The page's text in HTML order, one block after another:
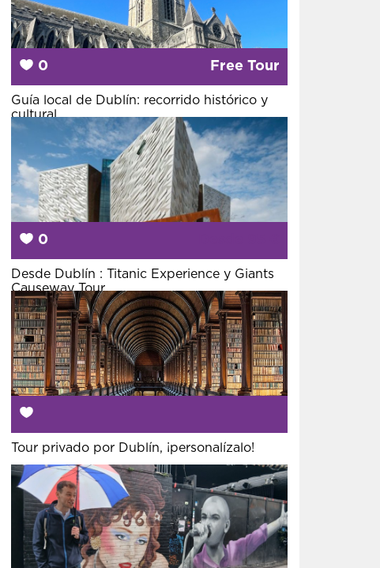
0 Free Tour
Guía local de Dublín: recorrido histórico y
cultural
0
Desde Dublín : Titanic Experience y Giants
Causeway Tour
Tour privado por Dublín, ¡personalízalo!